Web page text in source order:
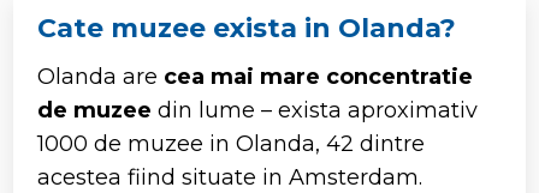
Cate muzee exista in Olanda?
Olanda are cea mai mare concentratie
de muzee din lume – exista aproximativ
1000 de muzee in Olanda, 42 dintre
acestea fiind situate in Amsterdam.